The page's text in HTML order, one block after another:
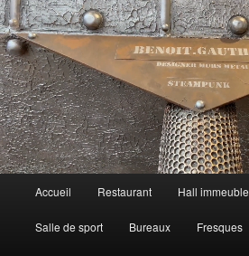
principal
Accueil Restaurant Hall immeuble
Salle de sport Bureaux Fresques